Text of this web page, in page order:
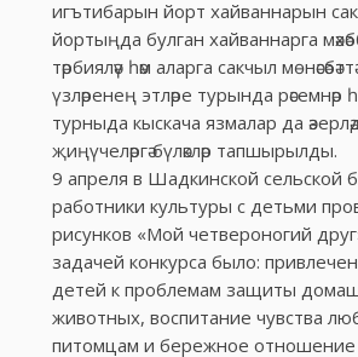
игътибарын йорт хайваннарын
йортыңда булган хайваннарга
тәрбияләү һәм аларга сакчыл
үзләренең этләре турында рәсемнәр
турныда кыскача язмалар да
җиңүчеләргә бүләкләр тапшырылды.
9 апреля в Шадкинской сельской
работники культуры с детьми
рисунков «Мой четвероногий
задачей конкурса было:
детей к проблемам защиты
животных, воспитание чувства
питомцам и бережное отношение